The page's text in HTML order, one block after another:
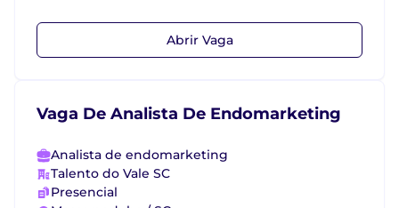
Abrir Vaga
Vaga De Analista De Endomarketing
Analista de endomarketing
Talento do Vale SC
Presencial